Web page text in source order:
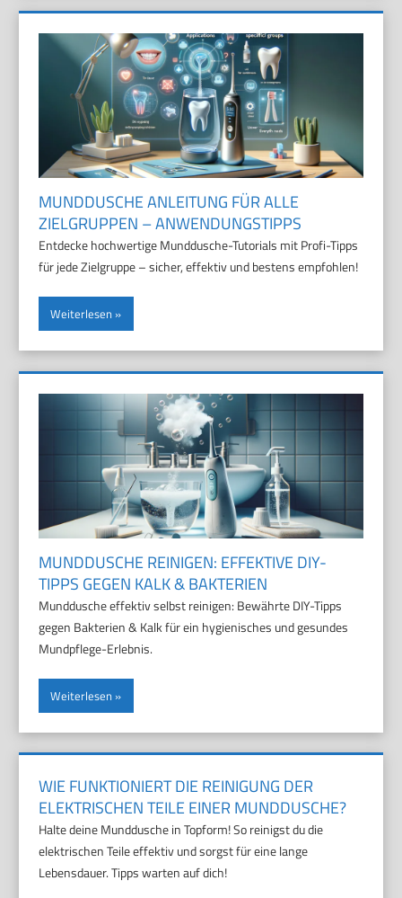
MUNDDUSCHE ANLEITUNG FÜR ALLE
ZIELGRUPPEN – ANWENDUNGSTIPPS
Entdecke hochwertige Munddusche-Tutorials mit Profi-Tipps
für jede Zielgruppe – sicher, effektiv und bestens empfohlen!
Weiterlesen
MUNDDUSCHE REINIGEN: EFFEKTIVE DIY-
TIPPS GEGEN KALK & BAKTERIEN
Munddusche effektiv selbst reinigen: Bewährte DIY-Tipps
gegen Bakterien & Kalk für ein hygienisches und gesundes
Mundpflege-Erlebnis.
Weiterlesen
WIE FUNKTIONIERT DIE REINIGUNG DER
ELEKTRISCHEN TEILE EINER MUNDDUSCHE?
Halte deine Munddusche in Topform! So reinigst du die
elektrischen Teile effektiv und sorgst für eine lange
Lebensdauer. Tipps warten auf dich!